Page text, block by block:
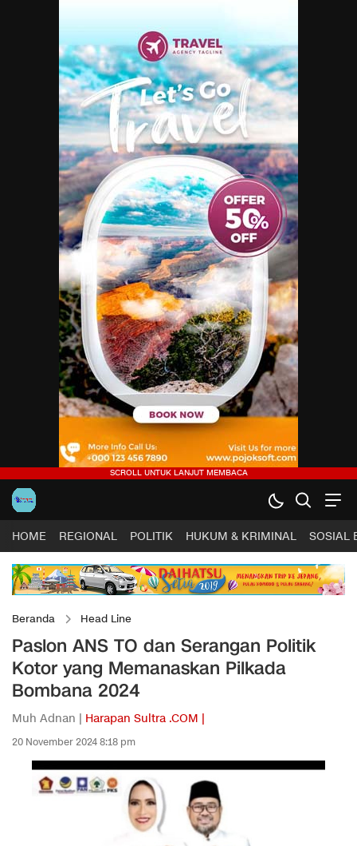
HOME REGIONAL POLITIK HUKUM & KRIMINAL SOSIAL
Beranda Head Line
Paslon ANS TO dan Serangan Politik
Kotor yang Memanaskan Pilkada
Bombana 2024
Muh Adnan | Harapan Sultra .COM |
20 November 2024 8:18 pm